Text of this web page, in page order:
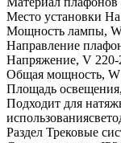
Место установки На
Мощность лампы,
Направление
Напряжение, V
Общая мощность, W
Площадь
Подходит для
Раздел Трековые